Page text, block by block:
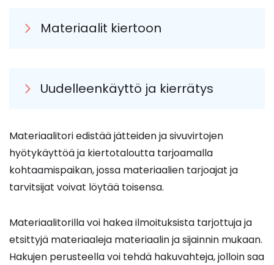
Materiaalit kiertoon
Uudelleenkäyttö ja kierrätys
Materiaalitori edistää jätteiden ja sivuvirtojen
hyötykäyttöä ja kiertotaloutta tarjoamalla
kohtaamispaikan, jossa materiaalien tarjoajat ja
tarvitsijat voivat löytää toisensa.
Materiaalitorilla voi hakea ilmoituksista tarjottuja ja
etsittyjä materiaaleja materiaalin ja sijainnin mukaan.
Hakujen perusteella voi tehdä hakuvahteja, jolloin saa